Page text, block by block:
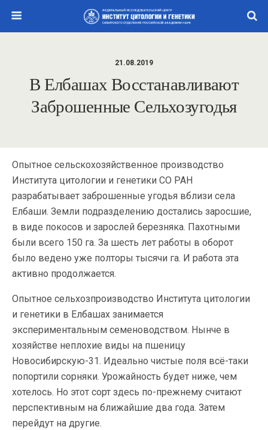
21.08.2019
В Елбашах Восстанавливают
Заброшенные Сельхозугодья
Опытное сельскохозяйственное производство
Института цитологии и генетики СО РАН
разрабатывает заброшенные угодья вблизи села
Елбаши. Земли подразделению достались заросшие,
в виде покосов и зарослей березняка. Пахотными
были всего 150 га. За шесть лет работы в оборот
было ведено уже полторы тысячи га. И работа эта
активно продолжается.
Опытное сельхозпроизводство Института цитологии
и генетики в Елбашах занимается
экспериментальным семеноводством. Нынче в
хозяйстве неплохие виды на пшеницу
Новосибирскую-31. Идеально чистые поля всё-таки
попортили сорняки. Урожайность будет ниже, чем
хотелось. Но этот сорт здесь по-прежнему считают
перспективным на ближайшие два года. Затем
перейдут на другие.